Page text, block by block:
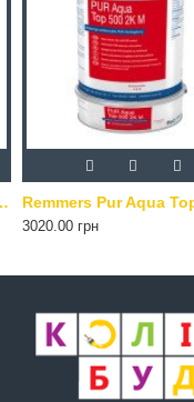
растворов 1 кг
3020.00 грн